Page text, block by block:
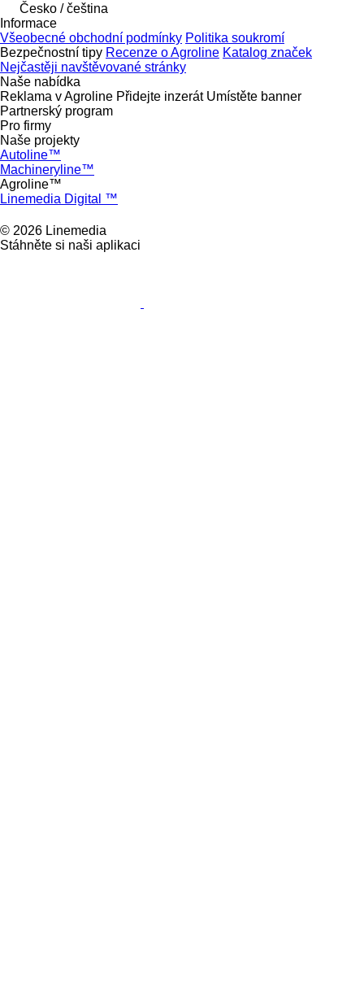
Česko / čeština
Informace
Všeobecné obchodní podmínky Politika soukromí
Bezpečnostní tipy Recenze o Agroline Katalog značek
Nejčastěji navštěvované stránky
Naše nabídka
Reklama v Agroline Přidejte inzerát Umístěte banner
Partnerský program
Pro firmy
Naše projekty
Autoline™
Machineryline™
Agroline™
Linemedia Digital ™
© 2026 Linemedia
Stáhněte si naši aplikaci